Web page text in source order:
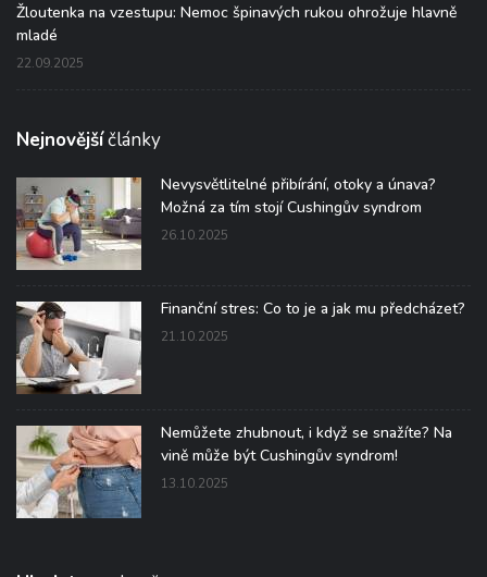
Žloutenka na vzestupu: Nemoc špinavých rukou ohrožuje hlavně
mladé
22.09.2025
Nejnovějšíčlánky
Nevysvětlitelné přibírání, otoky a únava?
Možná za tím stojí Cushingův syndrom
26.10.2025
Finanční stres: Co to je a jak mu předcházet?
21.10.2025
Nemůžete zhubnout, i když se snažíte? Na
vině může být Cushingův syndrom!
13.10.2025